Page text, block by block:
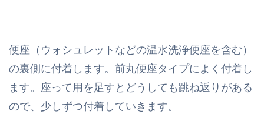
便座（ウォシュレットなどの温水洗浄便座を含む）
の裏側に付着します。前丸便座タイプによく付着し
ます。座って用を足すとどうしても跳ね返りがある
ので、少しずつ付着していきます。